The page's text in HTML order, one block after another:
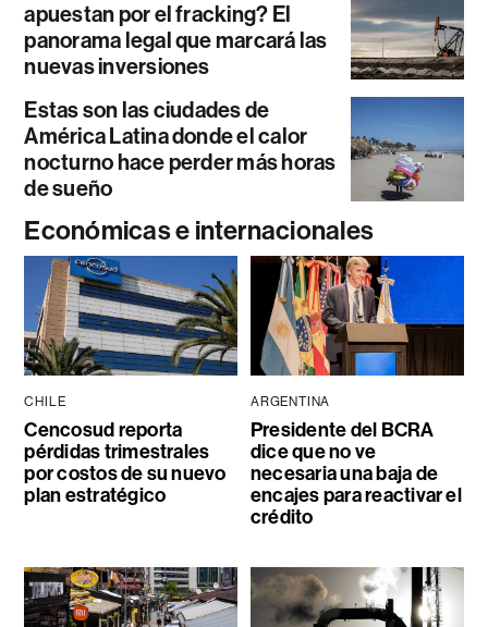
apuestan por el fracking? El
panorama legal que marcará las
nuevas inversiones
Estas son las ciudades de
América Latina donde el calor
nocturno hace perder más horas
de sueño
Económicas e internacionales
CHILE
Cencosud reporta
pérdidas trimestrales
por costos de su nuevo
plan estratégico
ARGENTINA
Presidente del BCRA
dice que no ve
necesaria una baja de
encajes para reactivar el
crédito